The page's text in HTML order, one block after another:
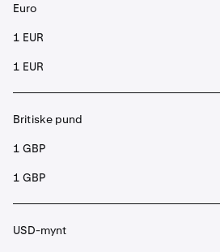
Euro
1 EUR
1 EUR
Britiske pund
1 GBP
1 GBP
USD-mynt